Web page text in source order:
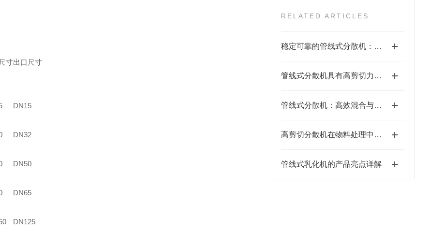
RELATED ARTICLES
稳定可靠的管线式分散机：长时间运行的保障
管线式分散机具有高剪切力与稳定运行的特点
管线式分散机：高效混合与精细分散的工业利器
高剪切分散机在物料处理中的工艺优化与应用
管线式乳化机的产品亮点详解
寸出口尺寸
DN15
DN32
DN50
DN65
DN125